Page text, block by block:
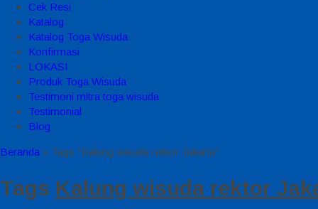
Cek Resi
Katalog
Katalog Toga Wisuda
Konfirmasi
LOKASI
Produk Toga Wisuda
Testimoni mitra toga wisuda
Testimonial
Blog
Beranda » Tags "Kalung wisuda rektor Jakarta"
Tags Kalung wisuda rektor